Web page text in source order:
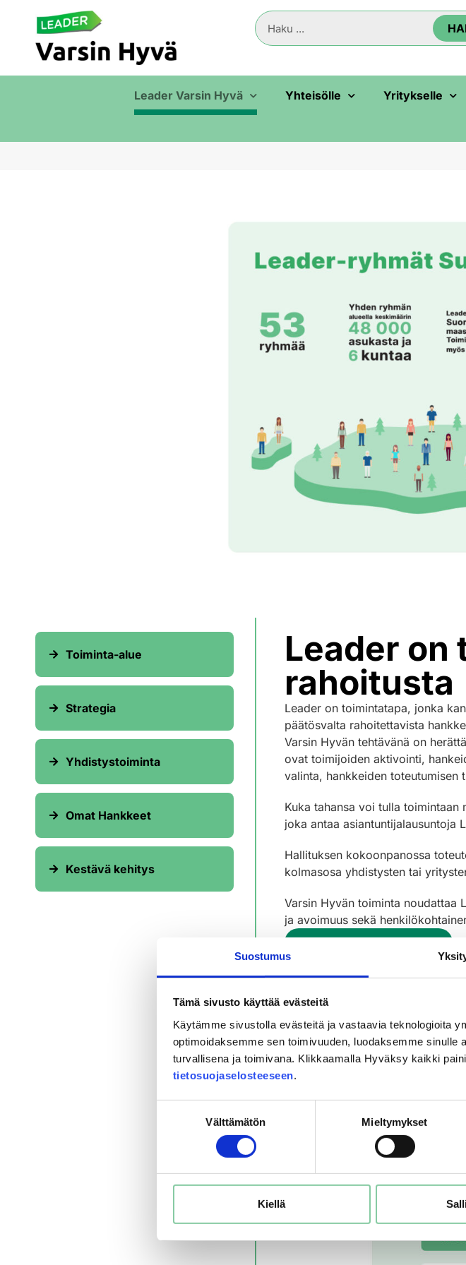
Suostumus
Tämä sivusto käyttää evästeitä
Käytämme sivustolla evästeitä ja vastaavia teknologioita
optimoidaksemme sen toimivuuden, luodaksemme
turvallisena ja toimivana. Klikkaamalla Hyväksy kaikki
tietosuojaselosteeseen.
Välttämätön Mieltymykset
Kiellä
Leader Varsin Hyvä Yhteisölle Yritykselle
Toiminta-alue
Strategia
Yhdistystoiminta
Omat Hankkeet
Kestävä kehitys
Leader on
rahoitusta
Leader on toimintatapa, jonka
päätösvalta rahoitettavista
Varsin Hyvän tehtävänä on
ovat toimijoiden aktivointi,
valinta, hankkeiden toteutumisen
Kuka tahansa voi tulla
joka antaa asiantuntijalausuntoja
Hallituksen kokoonpanossa
kolmasosa yhdistysten tai
Varsin Hyvän toiminta noudattaa
ja avoimuus sekä
Lue lisää Leadersuomi.fi